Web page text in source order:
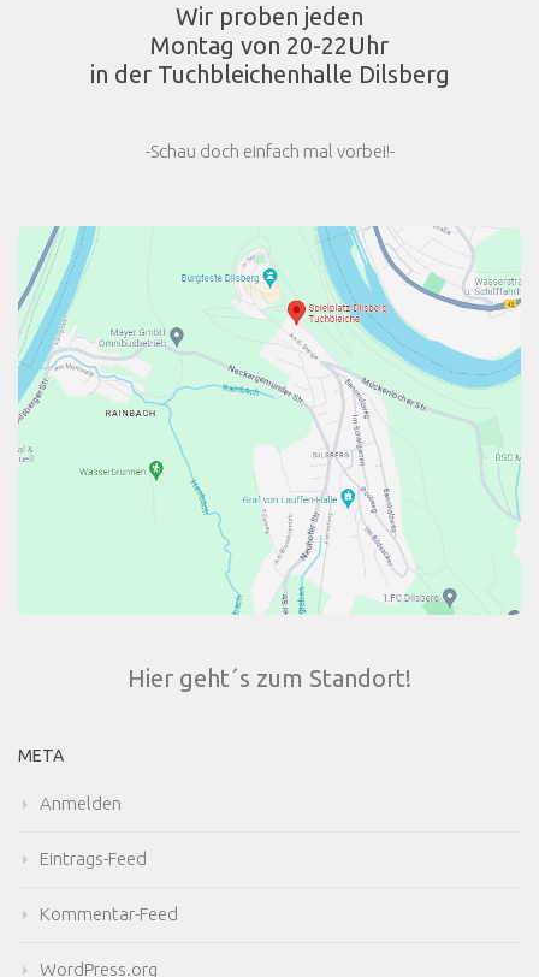
Wir proben jeden
Montag von 20-22Uhr
in der Tuchbleichenhalle Dilsberg
-Schau doch einfach mal vorbei!-
Hier geht´s zum Standort!
META
Anmelden
Eintrags-Feed
Kommentar-Feed
WordPress.org